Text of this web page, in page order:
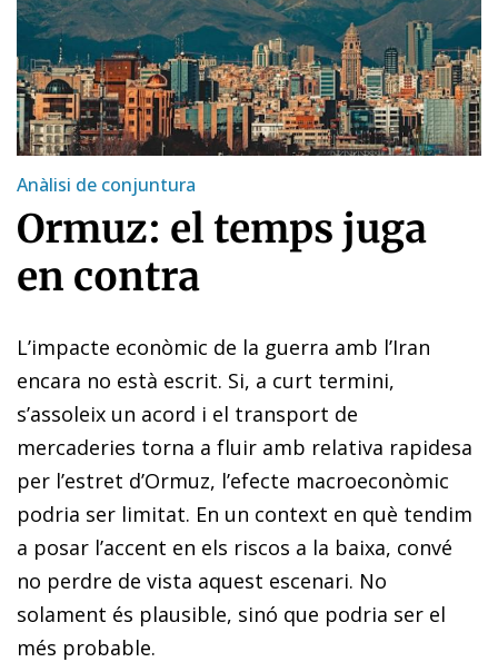
Anàlisi de conjuntura
Ormuz: el temps juga
en contra
L’impacte econòmic de la guerra amb l’Iran
encara no està escrit. Si, a curt termini,
s’assoleix un acord i el transport de
mercaderies torna a fluir amb relativa rapidesa
per l’estret d’Ormuz, l’efecte macroeconòmic
podria ser limitat. En un context en què tendim
a posar l’accent en els riscos a la baixa, convé
no perdre de vista aquest escenari. No
solament és plausible, sinó que podria ser el
més probable.